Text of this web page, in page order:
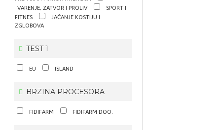
VARENJE, ZATVOR I PROLIV
SPORT I
FITNES
JAČANJE KOSTIJU I
ZGLOBOVA
TEST 1
EU ISLAND
BRZINA PROCESORA
FIDIFARM FIDIFARM DOO.